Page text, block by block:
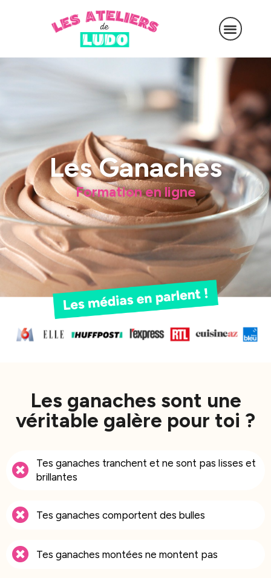
Les Ganaches
Formation en ligne
Les ganaches sont une
véritable galère pour toi ?
Tes ganaches tranchent et ne sont pas lisses et
brillantes
Tes ganaches comportent des bulles
Tes ganaches montées ne montent pas